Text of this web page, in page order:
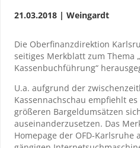
21.03.2018 | Weingardt
Die Oberfinanzdirektion
seitiges Merkblatt zum Thema
Kassenbuchführung“
U.a. aufgrund der
Kassennachschau empfiehlt
größeren Bargeldumsätzen
auseinanderzusetzen. Das
Homepage der OFD-